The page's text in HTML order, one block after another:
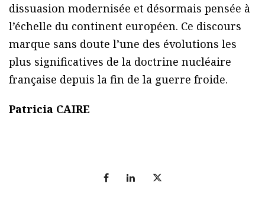
dissuasion modernisée et désormais pensée à
l’échelle du continent européen. Ce discours
marque sans doute l’une des évolutions les
plus significatives de la doctrine nucléaire
française depuis la fin de la guerre froide.
Patricia CAIRE